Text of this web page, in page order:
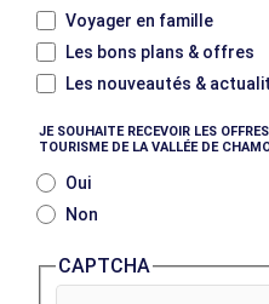
Voyager en famille
Les bons plans & offres
Les nouveautés &
JE SOUHAITE RECEVOIR LES
TOURISME DE LA VALLÉE DE
Oui
Non
CAPTCHA